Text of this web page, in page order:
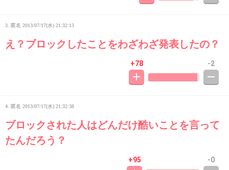
3. 匿名 2013/07/17(水) 21:32:13
え？ブロックしたことをわざわざ発表したの？
+78 -2
4. 匿名 2013/07/17(水) 21:32:38
ブロックされた人はどんだけ酷いことを言って
たんだろう？
+95 -0